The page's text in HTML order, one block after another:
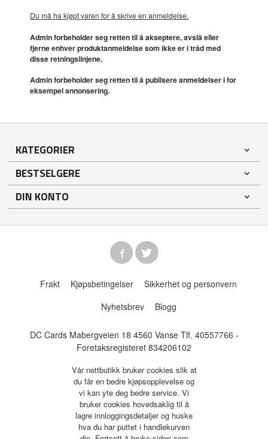
Du må ha kjøpt varen for å skrive en anmeldelse.
Admin forbeholder seg retten til å akseptere, avslå eller
fjerne enhver produktanmeldelse som ikke er i tråd med
disse retningslinjene.
Admin forbeholder seg retten til å publisere anmeldelser i for
eksempel annonsering.
KATEGORIER
BESTSELGERE
DIN KONTO
Frakt Kjøpsbetingelser
Sikkerhet og personvern
Nyhetsbrev
Blogg
DC Cards Mabergveien 18 4560 Vanse Tlf. 40557766 -
Foretaksregisteret 834206102
Vår nettbutikk bruker cookies slik at
du får en bedre kjøpsopplevelse og
vi kan yte deg bedre service. Vi
bruker cookies hovedsaklig til å
lagre innloggingsdetaljer og huske
hva du har puttet i handlekurven